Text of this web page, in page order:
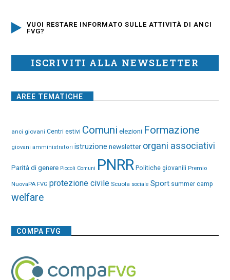
VUOI RESTARE INFORMATO SULLE ATTIVITÀ DI ANCI
FVG?
ISCRIVITI ALLA NEWSLETTER
AREE TEMATICHE
anci giovani Centri estivi Comuni elezioni Formazione
giovani amministratori istruzione newsletter organi associativi
Parità di genere Piccoli Comuni PNRR Politiche giovanili Premio
NuovaPA FVG protezione civile Scuola sociale Sport summer camp
welfare
COMPA FVG